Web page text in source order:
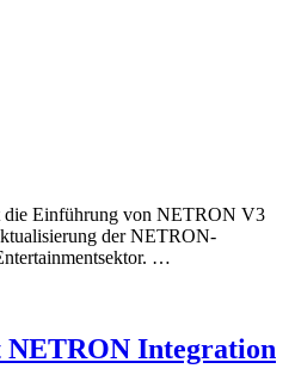
die Einführung von NETRON V3
der NETRON-
…
Integration